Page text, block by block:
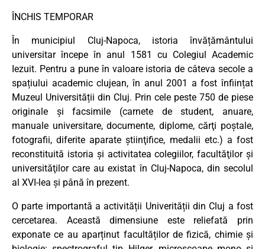
ÎNCHIS TEMPORAR
În municipiul Cluj-Napoca, istoria învățământului
universitar începe în anul 1581 cu Colegiul Academic
Iezuit. Pentru a pune în valoare istoria de câteva secole a
spațiului academic clujean, în anul 2001 a fost înființat
Muzeul Universității din Cluj. Prin cele peste 750 de piese
originale și facsimile (carnete de student, anuare,
manuale universitare, documente, diplome, cărţi poştale,
fotografii, diferite aparate ştiinţifice, medalii etc.) a fost
reconstituită istoria şi activitatea colegiilor, facultăţilor şi
universităţilor care au existat în Cluj-Napoca, din secolul
al XVI-lea şi până în prezent.
O parte importantă a activității Univerității din Cluj a fost
cercetarea. Această dimensiune este reliefată prin
exponate ce au aparținut facultăților de fizică, chimie și